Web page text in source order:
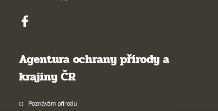
Agentura ochrany přírody a
krajiny ČR
Poznávám přírodu